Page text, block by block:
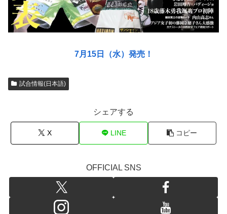
7月15日（水）発売！
試合情報(日本語)
シェアする
X LINE コピー
OFFICIAL SNS